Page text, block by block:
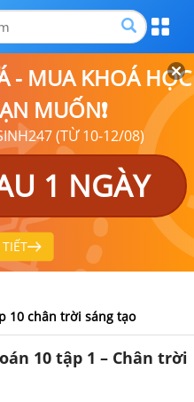
- MUA KHOÁ HỌC
MUỐN❗
(TỪ 10-12/08)
1 NGÀY
10 chân trời sáng tạo
10 tập 1 – Chân trời